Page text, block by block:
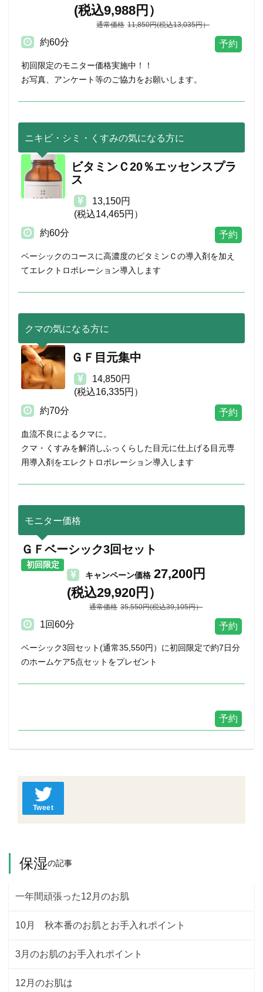
(税込9,988円）
11,850円(税込13,035円）
約60分
初回限定のモニター価格実施中！！
お写真、アンケート等のご協力をお願いします。
ニキビ・シミ・くすみの気になる方に
ビタミンＣ20％エッセンスプラ
ス
13,150円
(税込14,465円）
約60分
ベーシックのコースに高濃度のビタミンＣの導入剤を加え
てエレクトロポレーション導入します
クマの気になる方に
ＧＦ目元集中
14,850円
(税込16,335円）
約70分
血流不良によるクマに。
クマ・くすみを解消しふっくらした目元に仕上げる目元専
用導入剤をエレクトロポレーション導入します
モニター価格
ＧＦベーシック3回セット
初回限定
キャンペーン価格 27,200円
(税込29,920円）
35,550円(税込39,105円）
1回60分
ベーシック3回セット(通常35,550円）に初回限定で約7日分
のホームケア5点セットをプレゼント
Tweet
保湿の記事
一年間頑張った12月のお肌
10月 秋本番のお肌とお手入れポイント
3月のお肌のお手入れポイント
12月のお肌は